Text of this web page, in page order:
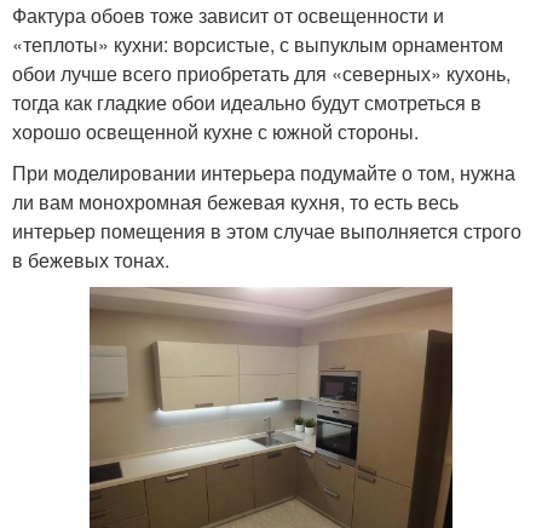
Фактура обоев тоже зависит от освещенности и
«теплоты» кухни: ворсистые, с выпуклым орнаментом
обои лучше всего приобретать для «северных» кухонь,
тогда как гладкие обои идеально будут смотреться в
хорошо освещенной кухне с южной стороны.
При моделировании интерьера подумайте о том, нужна
ли вам монохромная бежевая кухня, то есть весь
интерьер помещения в этом случае выполняется строго
в бежевых тонах.